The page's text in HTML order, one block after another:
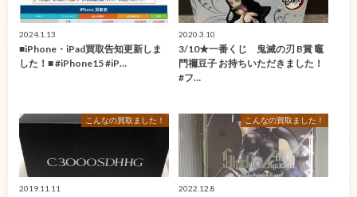
2024.1.13
■iPhone・iPad買取告知更新しま
した！■ #iPhone15 #iP…
2020.3.10
3/10★一番くじ 鬼滅の刃 B賞 竈
門禰豆子 お持ちいただきました！
#フ…
こんなの買取ました！
2019.11.11
こんなの買取ました！
2022.12.8